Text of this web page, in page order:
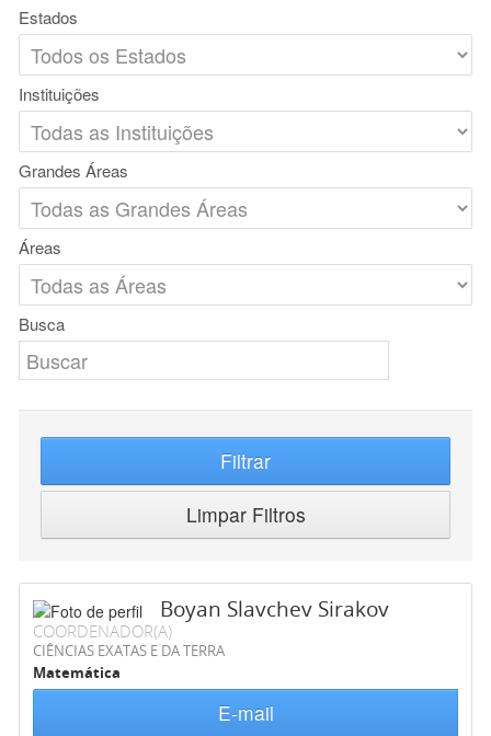
Estados
Instituições
Grandes Áreas
Áreas
Busca
Filtrar
Limpar Filtros
Boyan Slavchev Sirakov
COORDENADOR(A)
CIÊNCIAS EXATAS E DA TERRA
Matemática
E-mail